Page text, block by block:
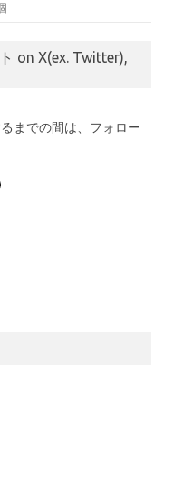
on X(ex. Twitter),
までの間は、フォロー